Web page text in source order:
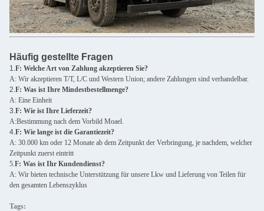
Häufig gestellte Fragen
1. F: Welche Art von Zahlung akzeptieren Sie?
A: Wir akzeptieren T/T, L/C und Western Union; andere Zahlungen sind verhandelbar.
2. F: Was ist Ihre Mindestbestellmenge?
A: Eine Einheit
3. F: Wie ist Ihre Lieferzeit?
A:Bestimmung nach dem Vorbild Moael.
4. F: Wie lange ist die Garantiezeit?
A: 30.000 km oder 12 Monate ab dem Zeitpunkt der Verbringung, je nachdem, welcher
Zeitpunkt zuerst eintritt
5. F: Was ist Ihr Kundendienst?
A: Wir bieten technische Unterstützung für unsere Lkw und Lieferung von Teilen für
den gesamten Lebenszyklus
Tags: